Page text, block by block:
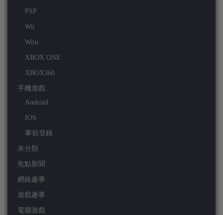
PSP
Wii
Wiiu
XBOX ONE
XBOX360
手機遊戲
Android
IOS
事前登錄
未分類
焦點新聞
網絡趣事
遊戲趣事
電腦遊戲